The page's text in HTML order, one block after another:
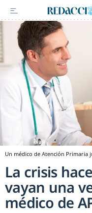
Un médico de Atención Primaria
La crisis
vayan una
médico de